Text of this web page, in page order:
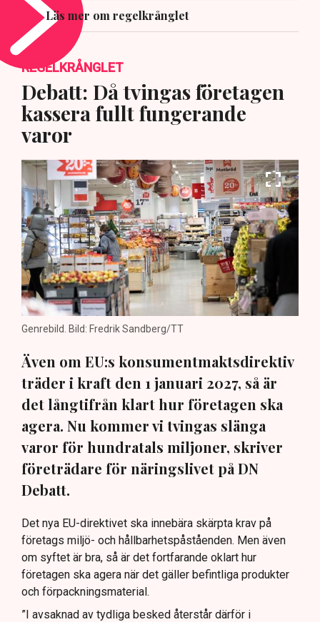
Läs mer om regelkrånglet
REGELKRÅNGLET
Debatt: Då tvingas företagen
kassera fullt fungerande
varor
Genrebild. Bild: Fredrik Sandberg/TT
Även om EU:s konsumentmaktsdirektiv
träder i kraft den 1 januari 2027, så är
det långtifrån klart hur företagen ska
agera. Nu kommer vi tvingas slänga
varor för hundratals miljoner, skriver
företrädare för näringslivet på DN
Debatt.
Det nya EU-direktivet ska innebära skärpta krav på
företags miljö- och hållbarhetspåståenden. Men även
om syftet är bra, så är det fortfarande oklart hur
företagen ska agera när det gäller befintliga produkter
och förpackningsmaterial.
”I avsaknad av tydliga besked återstår därför i